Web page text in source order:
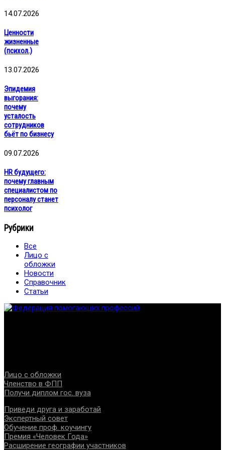
14.07.2026
Ценности
жизненные
(психол.)
13.07.2026
Эпидемия
выгорания:
почему
усталость
сотрудников
бьёт по бизнесу
09.07.2026
HR будущего:
почему главным
специалистом по
персоналу станет
психолог
Рубрики
Все
Лицо с
обложки
Новости
Справочник
Статьи
Лицо с обложки
Членство в ФПП
Получи диплом гос. вуза
Приведи друга и заработай
Экспертный совет
Обучение проф. коучингу
Премия «Человек Года»
Расширение географии участников